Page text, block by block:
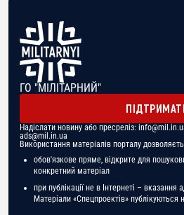
ГО "МІЛІТАРНИЙ"
Надіслати новину або пресреліз:
ads@mil.in.ua
Використання матеріалів порталу
обов'язкове пряме, відкрите для
конкретний матеріал
при публікації не в Інтернеті – вказання
Матеріали «Спецпроектів»